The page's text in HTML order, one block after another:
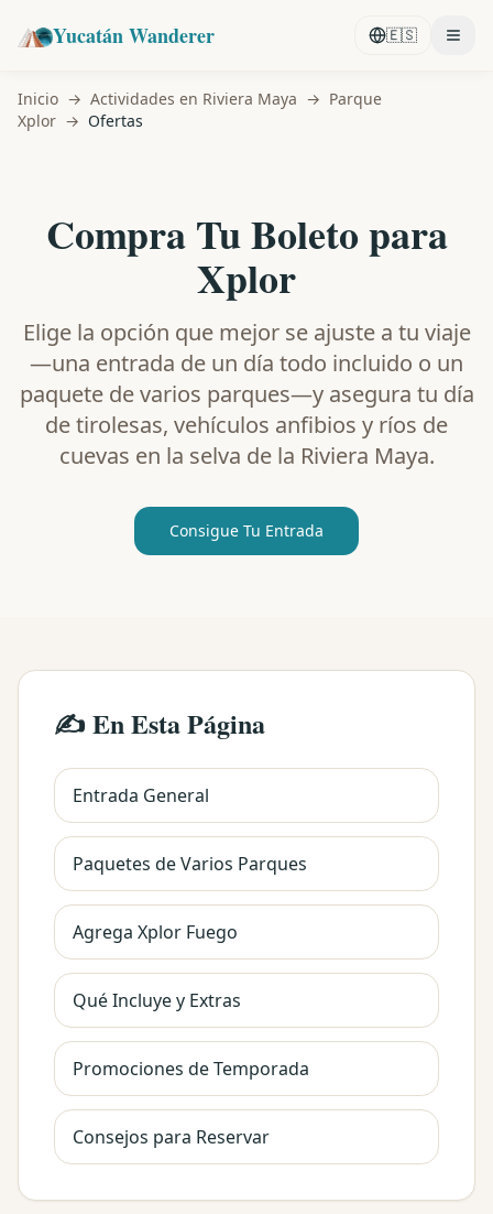
Yucatán Wanderer 🇪🇸
Inicio → Actividades en Riviera Maya → Parque
Xplor → Ofertas
Compra Tu Boleto para
Xplor
Elige la opción que mejor se ajuste a tu viaje
—una entrada de un día todo incluido o un
paquete de varios parques—y asegura tu día
de tirolesas, vehículos anfibios y ríos de
cuevas en la selva de la Riviera Maya.
Consigue Tu Entrada
✍️ En Esta Página
Entrada General
Paquetes de Varios Parques
Agrega Xplor Fuego
Qué Incluye y Extras
Promociones de Temporada
Consejos para Reservar